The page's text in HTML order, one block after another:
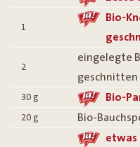
1
Bio-
2
eingelegte
geschnitten
30 g Bio-
20 g
Bio-
etwas